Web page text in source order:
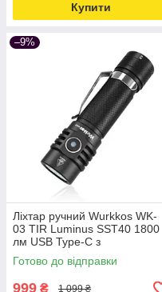
Купити
–9%
Ліхтар ручний Wurkkos WK-
03 TIR Luminus SST40 1800
лм USB Type-C з
акумулятором Wurkkos 3000
mAh Чорний Love&Life
Готово до відправки
999 ₴ 1 099 ₴